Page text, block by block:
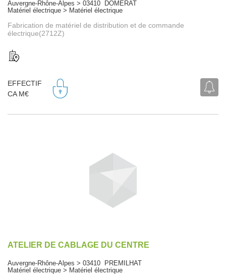
Auvergne-Rhône-Alpes > 03410 DOMERAT
Matériel électrique > Matériel électrique
Fabrication de matériel de distribution et de commande
électrique(2712Z)
EFFECTIF
CA M€
ATELIER DE CABLAGE DU CENTRE
Auvergne-Rhône-Alpes > 03410 PREMILHAT
Matériel électrique > Matériel électrique